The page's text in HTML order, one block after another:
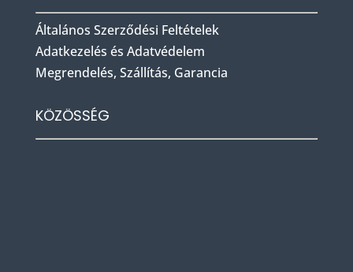
Általános Szerződési Feltételek
Adatkezelés és Adatvédelem
Megrendelés, Szállítás, Garancia
KÖZÖSSÉG